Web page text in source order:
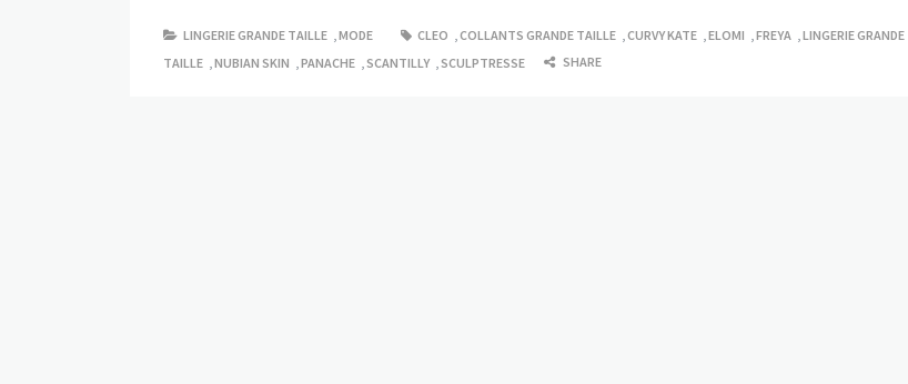
LINGERIE GRANDE TAILLE MODE CLEO COLLANTS GRANDE TAILLE CURVY KATE ELOMI FREYA
LINGERIE GRANDE
TAILLE
NUBIAN SKIN PANACHE SCANTILLY SCULPTRESSE SHARE